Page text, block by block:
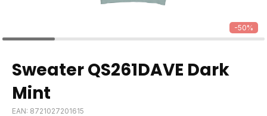
-50%
Sweater QS261DAVE Dark
Mint
EAN: 8721027201615